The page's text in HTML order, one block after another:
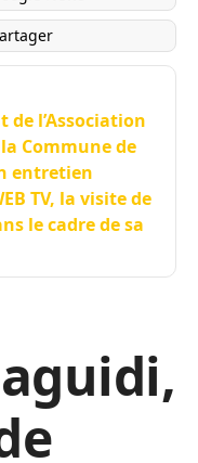
de l’Association
Commune de
entretien
TV, la visite de
le cadre de sa